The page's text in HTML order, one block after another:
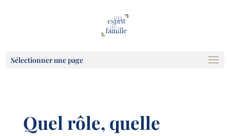
Sélectionner une page
Quel rôle, quelle